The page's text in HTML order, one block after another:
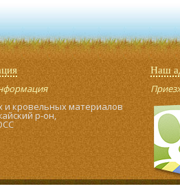
кровельных материалов
р-он,
Наш